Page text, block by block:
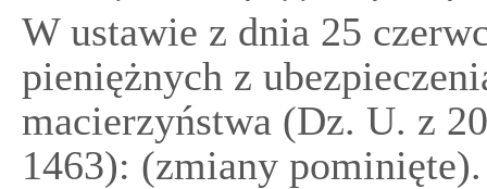
W ustawie z dnia 25
pieniężnych z
macierzyństwa (Dz. U. z
1463): (zmiany pominięte).